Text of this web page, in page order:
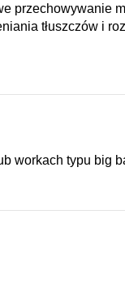
przechowywanie
tłuszczów i
workach typu big